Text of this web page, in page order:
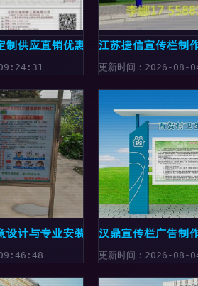
制供应直销优惠，品质与价格的双重
江苏捷信宣传栏制
更新时间：2026-
设计与专业安装的全流程指南
汉鼎宣传栏广告制
更新时间：2026-